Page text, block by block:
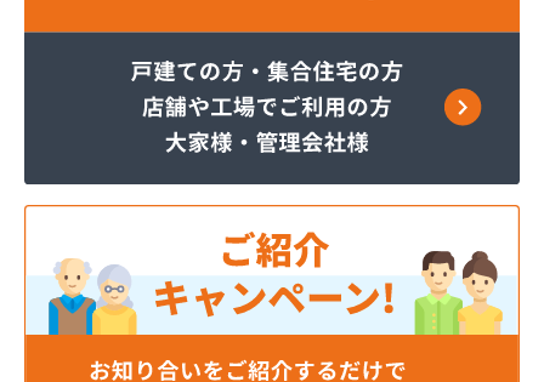
サーラプラザ蒲郡
サンダイ燃料店
ジェイエイ・トービス株式会社 名古屋営業所
ダイイチガスコム株式会社 尾張営業所
チリウヒーターサービス
ツバメガス株式会社新城営業所
ニイミガス株式会社
ニイミ産業株式会社 本部・ホームガス